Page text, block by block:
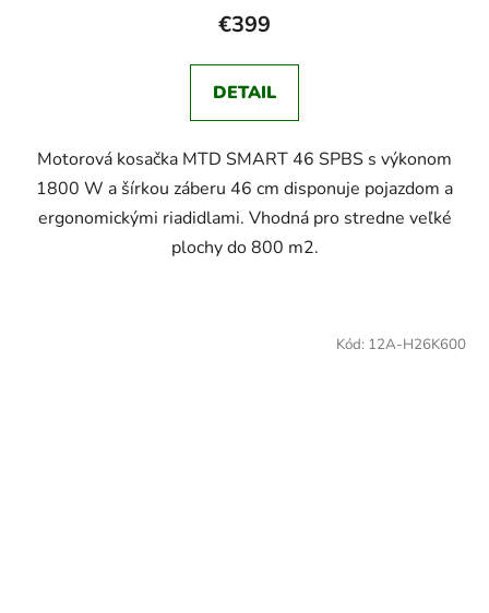
€399
DETAIL
Motorová kosačka MTD SMART 46 SPBS s výkonom
1800 W a šírkou záberu 46 cm disponuje pojazdom a
ergonomickými riadidlami. Vhodná pro stredne veľké
plochy do 800 m2.
Kód: 12A-H26K600